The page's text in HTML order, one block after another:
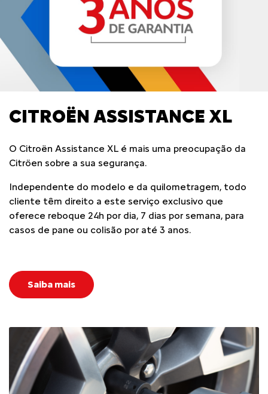
CITROËN ASSISTANCE XL
O Citroën Assistance XL é mais uma preocupação da
Citröen sobre a sua segurança.
Independente do modelo e da quilometragem, todo
cliente têm direito a este serviço exclusivo que
oferece reboque 24h por dia, 7 dias por semana, para
casos de pane ou colisão por até 3 anos.
Saiba mais